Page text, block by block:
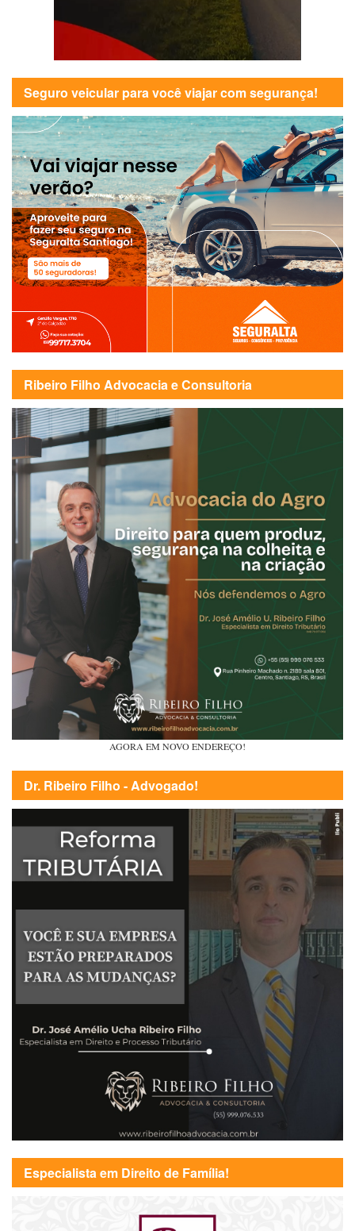
Seguro veicular para você viajar com segurança!
Ribeiro Filho Advocacia e Consultoria
AGORA EM NOVO ENDEREÇO!
Dr. Ribeiro Filho - Advogado!
Especialista em Direito de Família!